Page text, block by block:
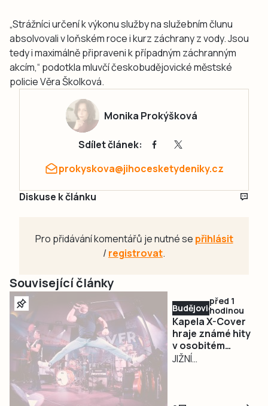
„Strážníci určení k výkonu služby na služebním člunu
absolvovali v loňském roce i kurz záchrany z vody. Jsou
tedy i maximálně připraveni k případným záchranným
akcím,“ podotkla mluvčí českobudějovické městské
policie Věra Školková.
Monika Prokýšková
Sdílet článek:
prokyskova@jihocesketydeniky.cz
Diskuse k článku
Pro přidávání komentářů je nutné se přihlásit
/registrovat.
Související články
Budějovicko
před 1
hodinou
Kapela X-Cover
hraje známé hity
v osobitém
pojetí a
JIŽNÍ
scéně působí